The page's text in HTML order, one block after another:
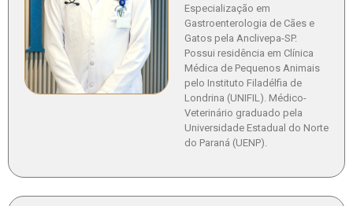
Especialização em
Gastroenterologia de Cães e
Gatos pela Anclivepa-SP.
Possui residência em Clínica
Médica de Pequenos Animais
pelo Instituto Filadélfia de
Londrina (UNIFIL). Médico-
Veterinário graduado pela
Universidade Estadual do Norte
do Paraná (UENP).